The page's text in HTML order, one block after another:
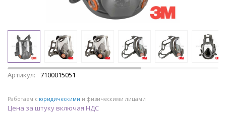
Артикул: 7100015051
Работаем с юридическими и физическими лицами
Цена за штуку включая НДС